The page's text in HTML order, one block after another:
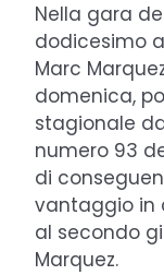
Nella gara
dodicesimo
Marc
domenica,
stagionale
numero 93
di
vantaggio in
al secondo
Marquez.